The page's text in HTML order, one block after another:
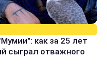
как за 25 лет
сыграл отважного